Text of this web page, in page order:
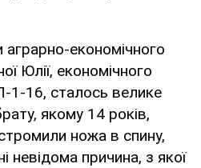
аграрно-економічного
Юлії, економічного
1-16, сталось велике
якому 14 років,
ножа в спину,
невідома причина, з якої